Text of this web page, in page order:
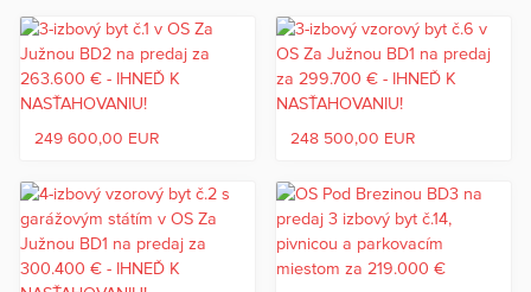
249 600,00 EUR 248 500,00 EUR